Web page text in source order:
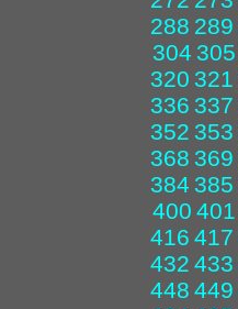
288 289
304 305
320 321
336 337
352 353
368 369
384 385
400 401
416 417
432 433
448 449